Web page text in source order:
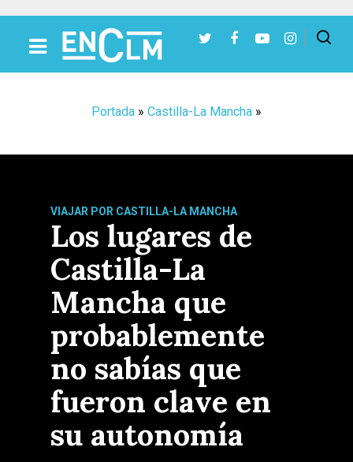
Portada » Castilla-La Mancha »
VIAJAR POR CASTILLA-LA MANCHA
Los lugares de
Castilla-La
Mancha que
probablemente
no sabías que
fueron clave en
su autonomía